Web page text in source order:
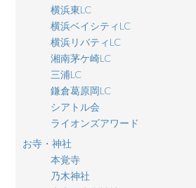
横浜東LC
横浜ベイシティLC
横浜リバティLC
湘南茅ケ崎LC
三浦LC
鎌倉葛原岡LC
シアトル会
ライオンズアワード
お寺・神社
本覚寺
乃木神社